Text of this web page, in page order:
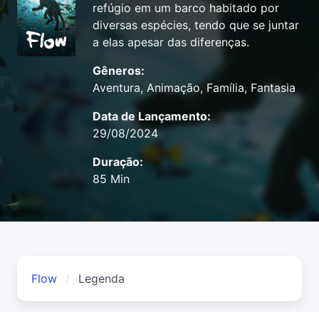
refúgio em um barco habitado por
diversas espécies, tendo que se juntar
a elas apesar das diferenças.
Gêneros:
Aventura, Animação, Família, Fantasia
Data de Lançamento:
29/08/2024
Duração:
85 Min
Flow Legenda